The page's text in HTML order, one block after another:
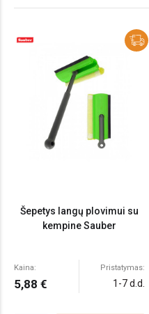
Šepetys langų plovimui su
kempine Sauber
Kaina:
5,88 €
Pristatymas:
1-7 d.d.